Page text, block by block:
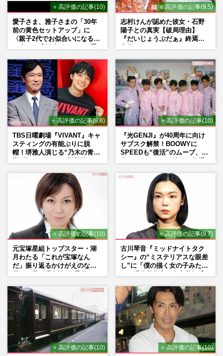
⭐ 高評価の記事(10)
愛子さま、雅子さまの「30年
前の黄色セットアップ」に
〈親子2代でお似合いになる〉
⭐ 高評価の記事(9.5)
志村けんが認めた彼女・石野
陽子との真実【破局理由】
『だいじょうぶだぁ』終焉の
⭐ 高評価の記事(9.8)
TBS日曜劇場『VIVANT』キャ
スティングの有能ぶりに脱
帽！堺雅人演じる“乃木の青年
マン長男・櫻井海音だった
⭐ 高評価の記事(10)
『光GENJI』が40周年に向け
サブスク解禁！BOOWYに
SPEEDも“復活”のムーブ、本
⭐ 高評価の記事(10)
元宝塚星組トップスター・湖
月わたる「これが宝塚なん
だ」振り返るかけがえのない
⭐ 高評価の記事(9.7)
古川琴音『ミッドナイトタク
シー』の“ミステリアスな眼差
し”に「僕の描く女の子みた
⭐ 高評価の記事(10) ⭐ 高評価の記事(10)